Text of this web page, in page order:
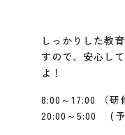
しっかりした教
すので、安心し
よ！
8:00～17:00 （研
20:00～5:00　 (